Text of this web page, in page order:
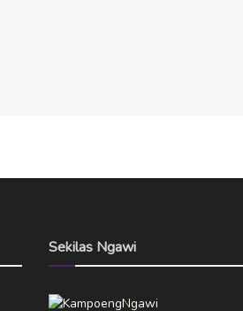
Sekilas Ngawi